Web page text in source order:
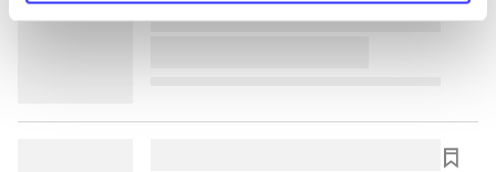
lorem ipsum dolor sit amet ...
lorem ipsum dolor sit amet ...